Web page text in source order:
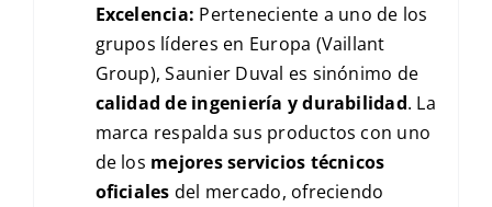
Excelencia: Perteneciente a uno de los
grupos líderes en Europa (Vaillant
Group), Saunier Duval es sinónimo de
calidad de ingeniería y durabilidad. La
marca respalda sus productos con uno
de los mejores servicios técnicos
oficiales del mercado, ofreciendo